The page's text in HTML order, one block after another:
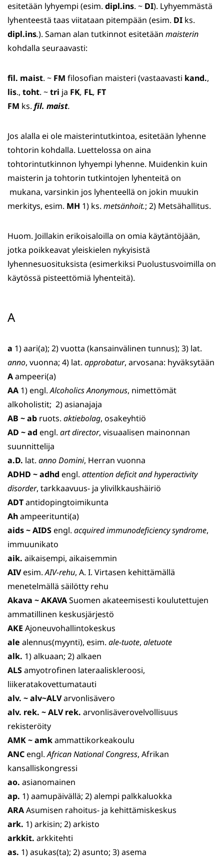
esitetään lyhyempi (esim. dipl.ins. ~ DI). Lyhyemmästä
lyhenteestä taas viitataan pitempään (esim. DI ks.
dipl.ins.). Saman alan tutkinnot esitetään maisterin
kohdalla seuraavasti:
fil. maist. ~ FM filosofian maisteri (vastaavasti kand.,
lis., toht. ~tri ja FK, FL, FT
FM ks. fil. maist.
Jos alalla ei ole maisterintutkintoa, esitetään lyhenne
tohtorin kohdalla. Luettelossa on aina
tohtorintutkinnon lyhyempi lyhenne. Muidenkin kuin
maisterin ja tohtorin tutkintojen lyhenteitä on
mukana, varsinkin jos lyhenteellä on jokin muukin
merkitys, esim. MH 1) ks. metsänhoit.; 2) Metsähallitus.
Huom. Joillakin erikoisaloilla on omia käytäntöjään,
jotka poikkeavat yleiskielen nykyisistä
lyhennesuosituksista (esimerkiksi Puolustusvoimilla on
käytössä pisteettömiä lyhenteitä).
A
a 1) aari(a); 2) vuotta (kansainvälinen tunnus); 3) lat.
anno, vuonna; 4) lat. approbatur, arvosana: hyväksytään
Aampeeri(a)
AA 1) engl.AlcoholicsAnonymous, nimettömät
alkoholistit; 2) asianajaja
AB ~ab ruots. aktiebolag, osakeyhtiö
AD ~ad engl. art director, visuaalisen mainonnan
suunnit­telija
a.D. lat. annoDomini, Herran vuonna
ADHD ~adhd engl. attention deficit and hyperactivity
disorder, tarkkaavuus- ja ylivilkkaushäiriö
ADTantidopingtoimikunta
Ahampeeritunti(a)
aids~AIDSengl. acquiredimmunodeficiencysyndrome,
immuunikato
aik. aikaisempi, aikaisemmin
AIVesim.AIV-rehu, A. I. Virtasen kehittämällä
menetelmällä säilötty rehu
Akava ~AKAVASuomen akateemisesti koulutettujen
ammatillinen keskusjärjestö
AKE Ajoneuvohallintokeskus
ale alennus(myynti), esim. ale-tuote, aletuote
alk. 1) alkuaan; 2) alkaen
ALSamyotrofinen lateraaliskleroosi,
liikeratakovettumatauti
alv. ~ alv~ALVarvonlisävero
alv. rek. ~ ALV rek. arvonlisäverovelvollisuus
rekisteröity
AMK ~ amkammattikorkeakoulu
ANCengl.African National Congress, Afrikan
kansalliskongressi
ao. asianomainen
ap. 1) aamupäivällä; 2) alempi palkkaluokka
ARAAsumisen rahoitus- ja kehittämiskeskus
ark. 1) arkisin; 2) arkisto
arkkit. arkkitehti
as. 1) asukas(ta); 2) asunto; 3) asema